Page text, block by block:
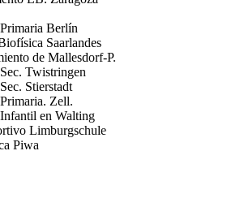
Berlín
Saarlandes
de Mallesdorf-P.
Twistringen
Stierstadt
Zell.
en Walting
Limburgschule
Piwa